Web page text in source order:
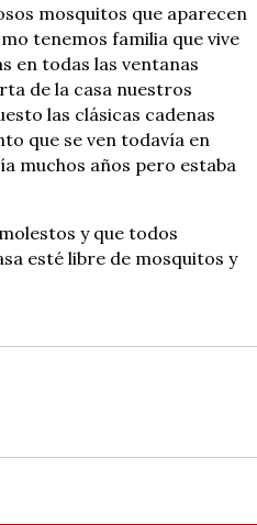
mosquitos que aparecen
tenemos familia que vive
en todas las ventanas
de la casa nuestros
las clásicas cadenas
que se ven todavía en
muchos años pero estaba
y que todos
esté libre de mosquitos y